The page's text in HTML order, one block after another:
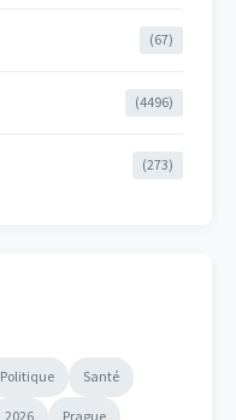
(67)
(4496)
(273)
Politique Santé
2026 Prague